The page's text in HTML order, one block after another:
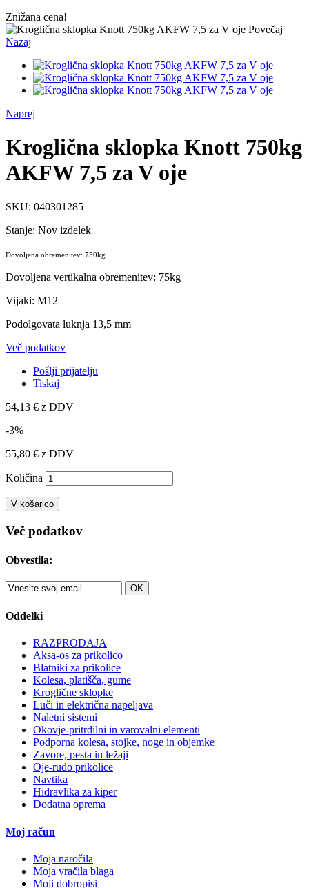
Znižana cena!
Povečaj
Nazaj
Naprej
Kroglična sklopka Knott 750kg
AKFW 7,5 za V oje
SKU: 040301285
Stanje: Nov izdelek
Dovoljena obremenitev: 750kg
Dovoljena vertikalna obremenitev: 75kg
Vijaki: M12
Podolgovata luknja 13,5 mm
Več podatkov
Pošlji prijatelju
Tiskaj
54,13 € z DDV
-3%
55,80 € z DDV
Količina
V košarico
Več podatkov
Obvestila:
OK
Oddelki
RAZPRODAJA
Aksa-os za prikolico
Blatniki za prikolice
Kolesa, platišča, gume
Kroglične sklopke
Luči in električna napeljava
Naletni sistemi
Okovje-pritrdilni in varovalni elementi
Podporna kolesa, stojke, noge in objemke
Zavore, pesta in ležaji
Oje-rudo prikolice
Navtika
Hidravlika za kiper
Dodatna oprema
Moj račun
Moja naročila
Moja vračila blaga
Moji dobropisi